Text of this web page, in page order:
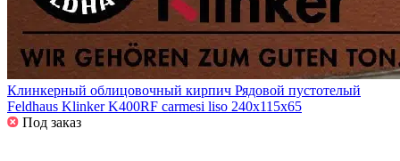
Клинкерный облицовочный кирпич Рядовой пустотелый
Feldhaus Klinker K400RF carmesi liso 240x115x65
Под заказ